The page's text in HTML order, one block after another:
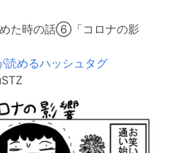
た時の話⑥「コロナの影
読めるハッシュタグ